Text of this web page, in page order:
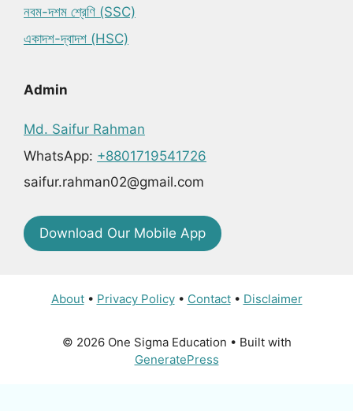
নবম-দশম শ্রেণি (SSC)
একাদশ-দ্বাদশ (HSC)
Admin
Md. Saifur Rahman
WhatsApp: +8801719541726
saifur.rahman02@gmail.com
Download Our Mobile App
About• Privacy Policy• Contact• Disclaimer
© 2026 One Sigma Education • Built with
GeneratePress